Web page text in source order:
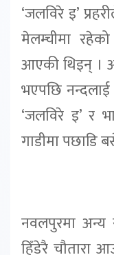
‘जलविरे इ’
मेलम्चीमा
आएकी थिइन् ।
भएपछि
‘जलविरे इ’ र
गाडीमा पछाडि
नवलपुरमा अन्य
हिँडेरै चौतारा